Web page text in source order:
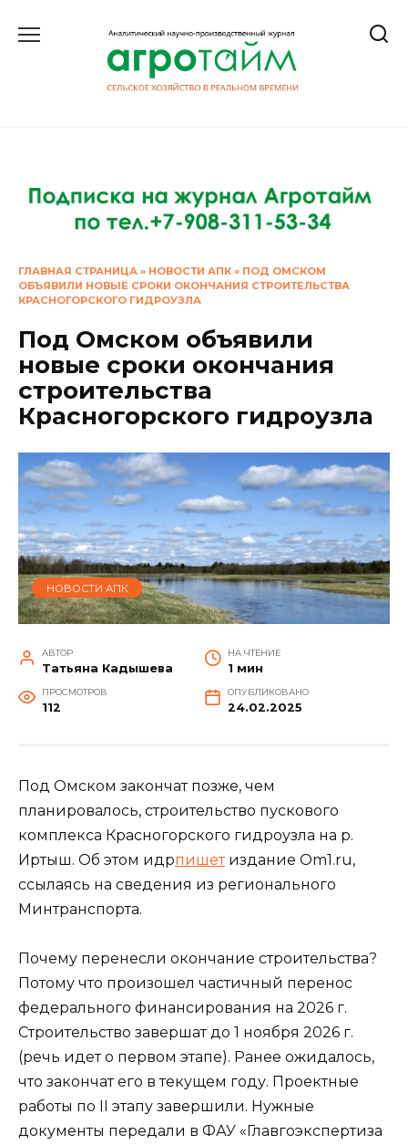
ГЛАВНАЯ СТРАНИЦА » НОВОСТИ АПК » ПОД ОМСКОМ
ОБЪЯВИЛИ НОВЫЕ СРОКИ ОКОНЧАНИЯ СТРОИТЕЛЬСТВА
КРАСНОГОРСКОГО ГИДРОУЗЛА
Под Омском объявили
новые сроки окончания
строительства
Красногорского гидроузла
НОВОСТИ АПК
АВТОР
Татьяна Кадышева
НА ЧТЕНИЕ
1 мин
ПРОСМОТРОВ
112
ОПУБЛИКОВАНО
24.02.2025
Под Омском закончат позже, чем
планировалось, строительство пускового
комплекса Красногорского гидроузла на р.
Иртыш. Об этом идрпишетиздание Om1.ru,
ссылаясь на сведения из регионального
Минтранспорта.
Почему перенесли окончание строительства?
Потому что произошел частичный перенос
федерального финансирования на 2026 г.
Строительство завершат до 1 ноября 2026 г.
(речь идет о первом этапе). Ранее ожидалось,
что закончат его в текущем году. Проектные
работы по II этапу завершили. Нужные
документы передали в ФАУ «Главгоэкспертиза